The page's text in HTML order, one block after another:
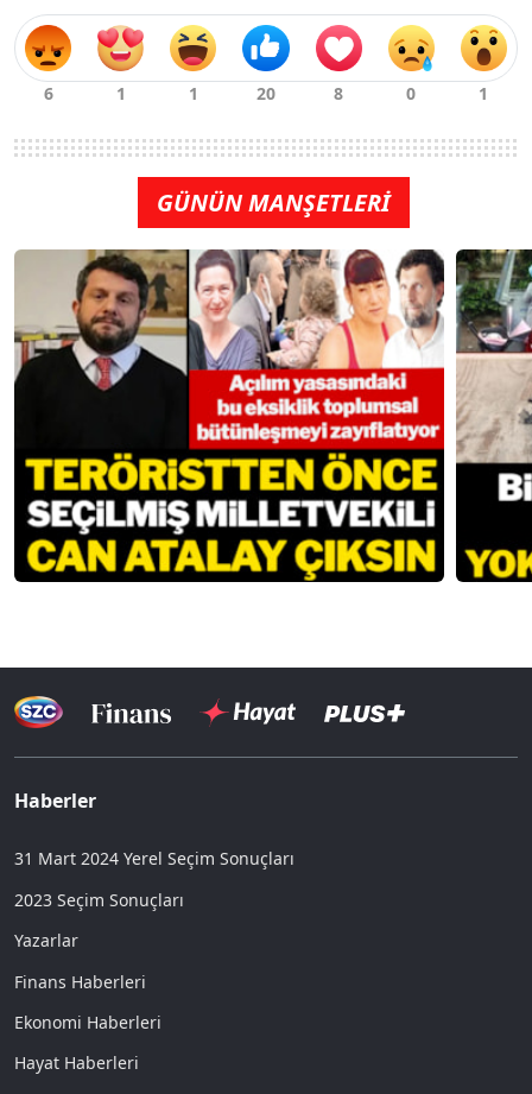
GÜNÜN MANŞETLERİ
Haberler
31 Mart 2024 Yerel Seçim Sonuçları
2023 Seçim Sonuçları
Yazarlar
Finans Haberleri
Ekonomi Haberleri
Hayat Haberleri